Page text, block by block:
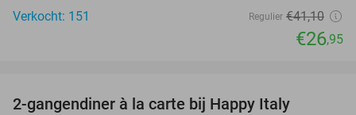
Verkocht: 151
Regulier €41,10
€26,95
2-gangendiner à la carte bij Happy Italy